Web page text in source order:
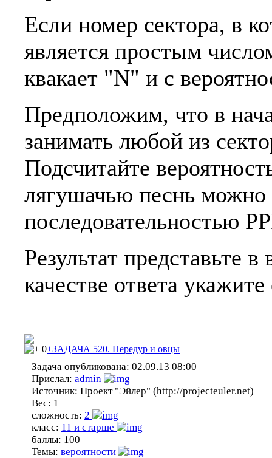
Если номер сектора, в
является простым
квакает "N" и с
Предположим, что в
занимать любой из
Подсчитайте
лягушачью песнь можно
последовательностью
Результат представьте
качестве ответа
0+ЗАДАЧА 520. Передур и овцы
Задача опубликована: 02.09.13 08:00
Прислал: admin
Источник: Проект "Эйлер" (http://projecteuler.net)
Вес: 1
сложность: 2
класс: 11 и старше
баллы: 100
Темы: вероятности